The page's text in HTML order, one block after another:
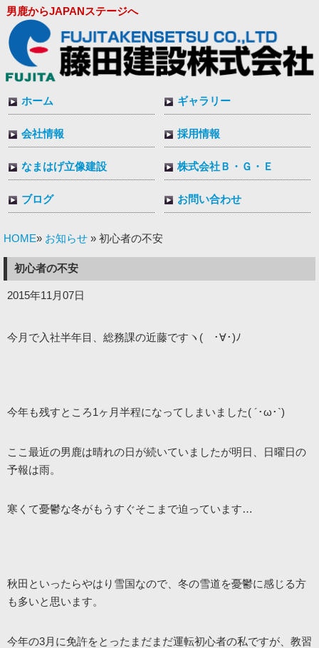
男鹿からJAPANステージへ
ホーム ギャラリー
会社情報 採用情報
なまはげ立像建設 株式会社Ｂ・Ｇ・Ｅ
ブログ お問い合わせ
HOME» お知らせ » 初心者の不安
初心者の不安
2015年11月07日
今月で入社半年目、総務課の近藤ですヽ( ･∀･)ﾉ
今年も残すところ1ヶ月半程になってしまいました( ´･ω･`)
ここ最近の男鹿は晴れの日が続いていましたが明日、日曜日の
予報は雨。
寒くて憂鬱な冬がもうすぐそこまで迫っています…
秋田といったらやはり雪国なので、冬の雪道を憂鬱に感じる方
も多いと思います。
今年の3月に免許をとったまだまだ運転初心者の私ですが、教習